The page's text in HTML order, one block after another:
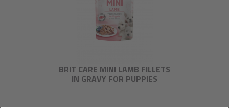
BRIT CARE MINI LAMB FILLETS
IN GRAVY FOR PUPPIES